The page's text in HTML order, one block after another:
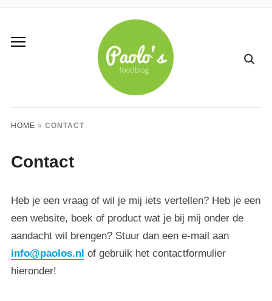
HOME » CONTACT
Contact
Heb je een vraag of wil je mij iets vertellen? Heb je een
een website, boek of product wat je bij mij onder de
aandacht wil brengen? Stuur dan een e-mail aan
info@paolos.nl of gebruik het contactformulier
hieronder!